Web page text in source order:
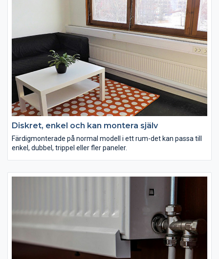
Diskret, enkel och kan montera själv
Färdigmonterade på normal modell i ett rum-det kan passa till
enkel, dubbel, trippel eller fler paneler.